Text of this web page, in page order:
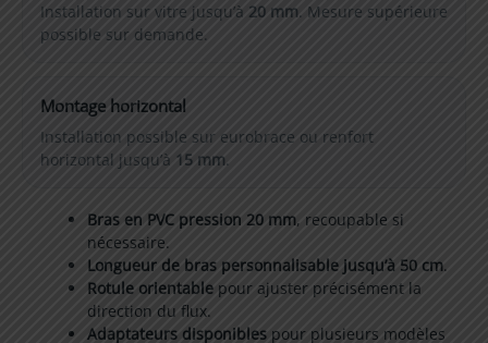
Installation sur vitre jusqu’à 20 mm. Mesure supérieure
possible sur demande.
Montage horizontal
Installation possible sur eurobrace ou renfort
horizontal jusqu’à 15 mm.
Bras en PVC pression 20 mm, recoupable si
nécessaire.
Longueur de bras personnalisable jusqu’à 50 cm.
Rotule orientablepour ajuster précisément la
direction du flux.
Adaptateurs disponiblespour plusieurs modèles